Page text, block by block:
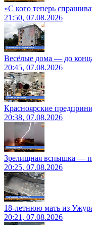
«С кого теперь
21:50, 07.08.2026
Весёлые дома — до
20:45, 07.08.2026
Красноярские
20:38, 07.08.2026
Зрелищная вспышка —
20:25, 07.08.2026
18-летнюю мать из
20:21, 07.08.2026